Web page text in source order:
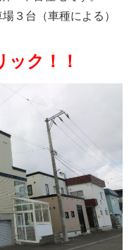
３台（車種による）
ク！！